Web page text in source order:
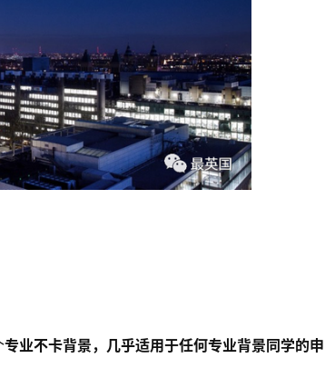
专业不卡背景，几乎适用于任何专业背景同学的申